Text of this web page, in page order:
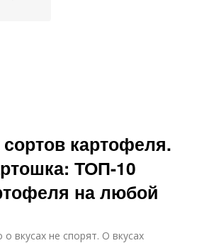
картофеля.
ТОП-10
на любой
вкусах не спорят. О вкусах